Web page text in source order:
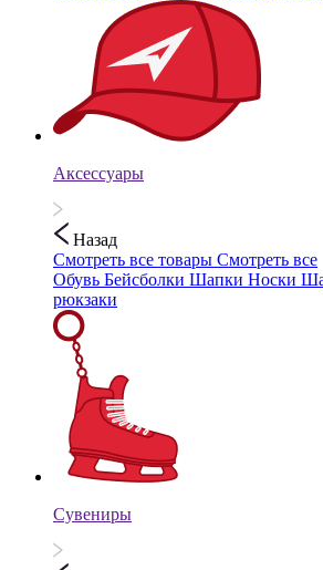
Аксессуары
Назад
Смотреть все товары Смотреть все
Обувь Бейсболки Шапки Носки
рюкзаки
Сувениры